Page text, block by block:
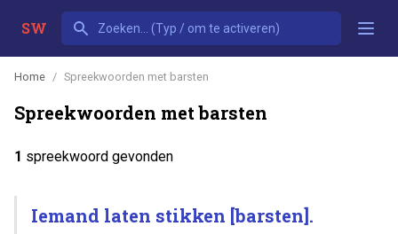
SW
Home Spreekwoorden met barsten
Spreekwoorden met barsten
1 spreekwoord gevonden
Iemand laten stikken [barsten].